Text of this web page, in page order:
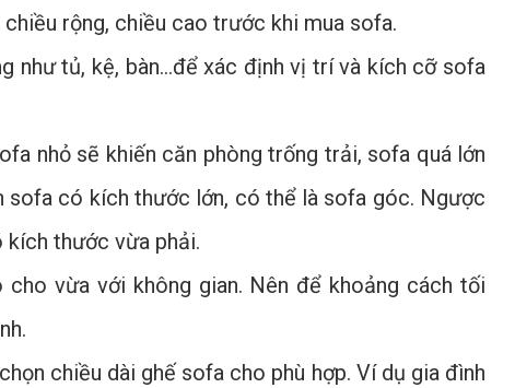
rộng, chiều cao trước khi mua sofa.
như tủ, kệ, bàn…để xác định vị trí và kích cỡ sofa
nhỏ sẽ khiến căn phòng trống trải, sofa quá lớn
sofa có kích thước lớn, có thể là sofa góc. Ngược
kích thước vừa phải.
vừa với không gian. Nên để khoảng cách tối
chiều dài ghế sofa cho phù hợp. Ví dụ gia đình